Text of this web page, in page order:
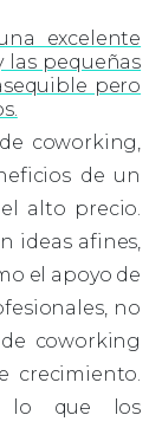
excelente
las pequeñas
pero
coworking,
de un
alto precio.
ideas afines,
el apoyo de
no
coworking
crecimiento.
lo que los